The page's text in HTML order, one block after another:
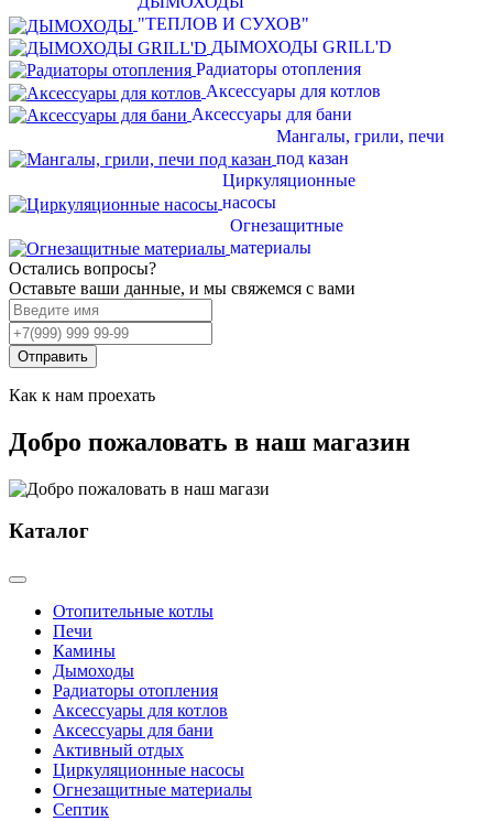
"ТЕПЛОВ И СУХОВ"
ДЫМОХОДЫ GRILL'D
Радиаторы отопления
Аксессуары для котлов
Аксессуары для бани
Мангалы, грили, печи
под казан
Циркуляционные
насосы
Огнезащитные
материалы
Остались вопросы?
Оставьте ваши данные, и мы свяжемся с вами
Отправить
Как к нам проехать
Добро пожаловать в наш магазин
Каталог
Отопительные котлы
Печи
Камины
Дымоходы
Радиаторы отопления
Аксессуары для котлов
Аксессуары для бани
Активный отдых
Циркуляционные насосы
Огнезащитные материалы
Септик